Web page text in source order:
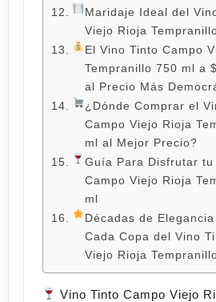
Maridaje Ideal del
Viejo Rioja
El Vino Tinto Campo
Tempranillo 750 ml a
al Precio Más
¿Dónde Comprar el
Campo Viejo Rioja
ml al Mejor Precio?
Guía Para Disfrutar tu
Campo Viejo Rioja
ml
Décadas de
Cada Copa del Vino
Viejo Rioja
Vino Tinto Campo Viejo